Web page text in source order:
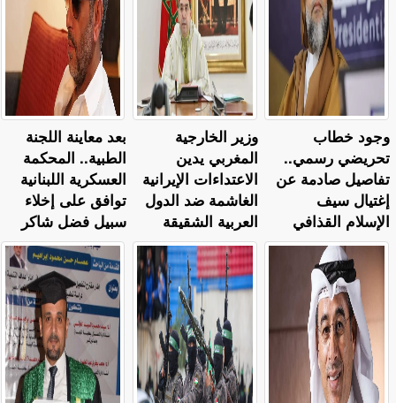
بعد معاينة اللجنة
الطبية.. المحكمة
العسكرية اللبنانية
توافق على إخلاء
سبيل فضل شاكر
وزير الخارجية
المغربي يدين
الاعتداءات الإيرانية
الغاشمة ضد الدول
العربية الشقيقة
وجود خطاب
تحريضي رسمي..
تفاصيل صادمة عن
إغتيال سيف
الإسلام القذافي